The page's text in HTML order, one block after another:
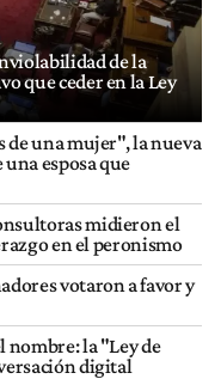
de la
que ceder en la Ley
de una mujer", la nueva
esposa que
midieron el
en el peronismo
votaron a favor y
nombre: la "Ley de
digital